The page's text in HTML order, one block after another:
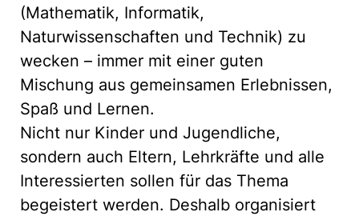
(Mathematik, Informatik,
Naturwissenschaften und Technik) zu
wecken – immer mit einer guten
Mischung aus gemeinsamen Erlebnissen,
Spaß und Lernen.
Nicht nur Kinder und Jugendliche,
sondern auch Eltern, Lehrkräfte und alle
Interessierten sollen für das Thema
begeistert werden. Deshalb organisiert